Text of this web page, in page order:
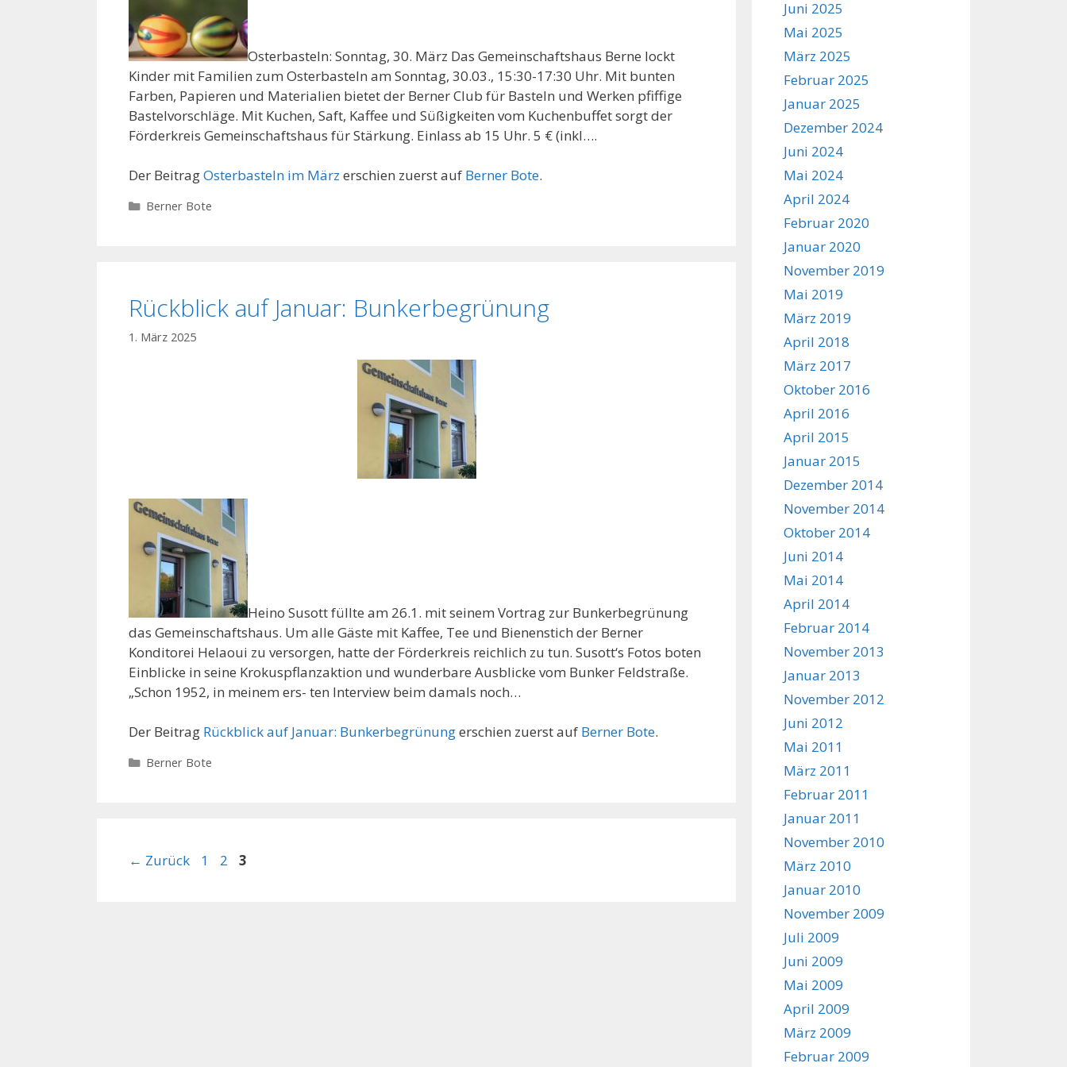
Osterbasteln: Sonntag, 30. März Das Gemeinschaftshaus Berne lockt
Kinder mit Familien zum Osterbasteln am Sonntag, 30.03., 15:30-17:30 Uhr. Mit bunten
Farben, Papieren und Materialien bietet der Berner Club für Basteln und Werken pfiffige
Bastelvorschläge. Mit Kuchen, Saft, Kaffee und Süßigkeiten vom Kuchenbuffet sorgt der
Förderkreis Gemeinschaftshaus für Stärkung. Einlass ab 15 Uhr. 5 € (inkl….
Der BeitragOsterbasteln im März erschien zuerst auf Berner Bote.
Kategorien
Berner Bote
Rückblick auf Januar: Bunkerbegrünung
1. März 2025
Heino Susott füllte am 26.1. mit seinem Vortrag zur Bunkerbegrünung
das Gemeinschaftshaus. Um alle Gäste mit Kaffee, Tee und Bienenstich der Berner
Konditorei Helaoui zu versorgen, hatte der Förderkreis reichlich zu tun. Susott‘s Fotos boten
Einblicke in seine Krokuspflanzaktion und wunderbare Ausblicke vom Bunker Feldstraße.
„Schon 1952, in meinem ers- ten Interview beim damals noch…
Der Beitrag Rückblick auf Januar: Bunkerbegrünungerschien zuerst auf Berner Bote.
Kategorien
Berner Bote
← Zurück Seite
1 Seite
2 Seite
3
Juni 2025
Mai 2025
März 2025
Februar 2025
Januar 2025
Dezember 2024
Juni 2024
Mai 2024
April 2024
Februar 2020
Januar 2020
November 2019
Mai 2019
März 2019
April 2018
März 2017
Oktober 2016
April 2016
April 2015
Januar 2015
Dezember 2014
November 2014
Oktober 2014
Juni 2014
Mai 2014
April 2014
Februar 2014
November 2013
Januar 2013
November 2012
Juni 2012
Mai 2011
März 2011
Februar 2011
Januar 2011
November 2010
März 2010
Januar 2010
November 2009
Juli 2009
Juni 2009
Mai 2009
April 2009
März 2009
Februar 2009